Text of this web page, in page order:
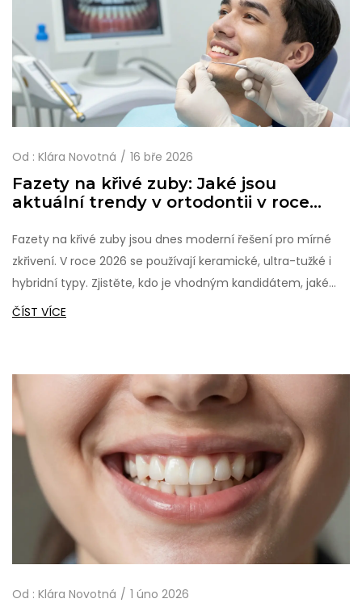
Od : Klára Novotná 16 bře 2026
Fazety na křivé zuby: Jaké jsou
aktuální trendy v ortodontii v roce
Fazety na křivé zuby jsou dnes moderní řešení pro mírné
zkřivení. V roce 2026 se používají keramické, ultra-tužké i
hybridní typy. Zjistěte, kdo je vhodným kandidátem, jaké
jsou ceny a jak se vyhnout běžným chybám.
ČÍST VÍCE
Od : Klára Novotná 1 úno 2026